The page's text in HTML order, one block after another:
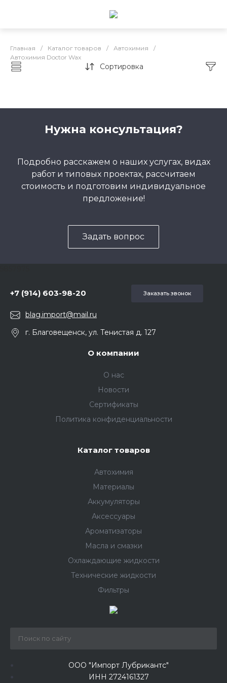
Главная / Каталог товаров / Автохимия
/
Автохимия Doctor Wax
Автохимия Doctor Wax
Сортировка
Нужна консультация?
Подробно расскажем о наших услугах, видах
работ и типовых проектах, рассчитаем
стоимость и подготовим индивидуальное
предложение!
Задать вопрос
+7 (914) 603-98-20 Заказать звонок
blag.import@mail.ru
г. Благовещенск, ул. Тенистая д. 127
О компании
О нас
Новости
Сертификаты
Политика конфиденциальности
Каталог товаров
Автохимия
Материалы
Аккумуляторы
Аксессуары
Ароматизаторы
Масла и смазки
Охлаждающие жидкости
Технические жидкости
Фильтры
ООО "Импорт Лубрикантс"
ИНН 2724161327